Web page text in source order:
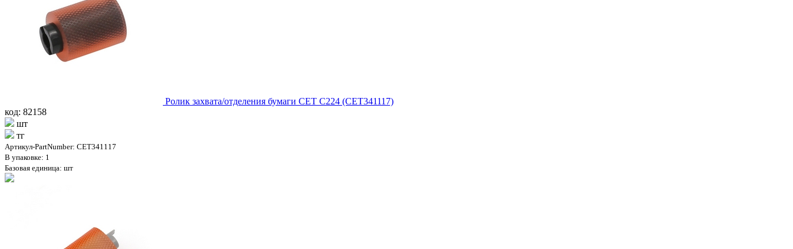
Ролик захвата/отделения бумаги CET C224 (CET341117)
код: 82158
шт
тг
Артикул-PartNumber: CET341117
В упаковке: 1
Базовая единица: шт